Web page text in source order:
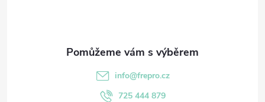
info@frepro.cz
725 444 879